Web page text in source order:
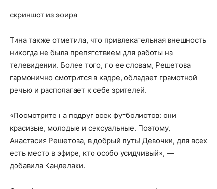
скриншот из эфира
Тина также отметила, что привлекательная внешность
никогда не была препятствием для работы на
телевидении. Более того, по ее словам, Решетова
гармонично смотрится в кадре, обладает грамотной
речью и располагает к себе зрителей.
«Посмотрите на подруг всех футболистов: они
красивые, молодые и сексуальные. Поэтому,
Анастасия Решетова, в добрый путь! Девочки, для всех
есть место в эфире, кто особо усидчивый», —
добавила Канделаки.